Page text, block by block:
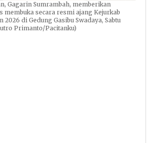
Gagarin Sumrambah, memberikan
membuka secara resmi ajang Kejurkab
2026 di Gedung Gasibu Swadaya, Sabtu
Primanto/Pacitanku)